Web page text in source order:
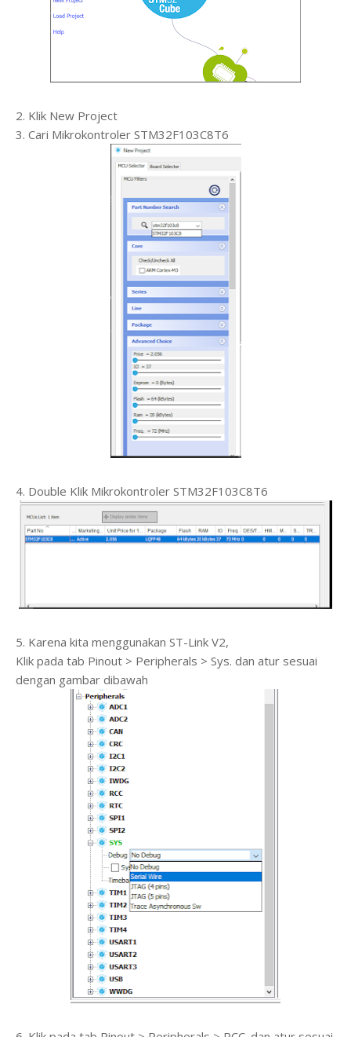
2. Klik New Project
3. Cari Mikrokontroler STM32F103C8T6
4. Double Klik Mikrokontroler STM32F103C8T6
5. Karena kita menggunakan ST-Link V2,
Klik pada tab Pinout > Peripherals > Sys. dan atur sesuai
dengan gambar dibawah